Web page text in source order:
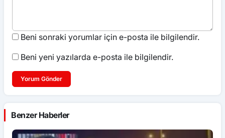
Beni sonraki yorumlar için e-posta ile bilgilendir.
Beni yeni yazılarda e-posta ile bilgilendir.
Yorum Gönder
Benzer Haberler